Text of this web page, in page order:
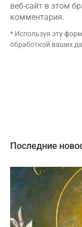
веб-сайт в этом
комментария.
* Используя эту
обработкой ваших
Последние